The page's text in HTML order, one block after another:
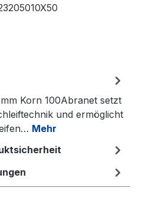
Korn 100Abranet setzt
und ermöglicht
Mehr